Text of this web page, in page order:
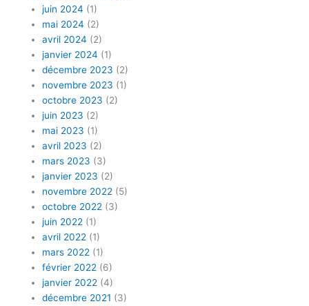
juin 2024 (1)
mai 2024 (2)
avril 2024 (2)
janvier 2024 (1)
décembre 2023 (2)
novembre 2023 (1)
octobre 2023 (2)
juin 2023 (2)
mai 2023 (1)
avril 2023 (2)
mars 2023 (3)
janvier 2023 (2)
novembre 2022 (5)
octobre 2022 (3)
juin 2022 (1)
avril 2022 (1)
mars 2022 (1)
février 2022 (6)
janvier 2022 (4)
décembre 2021 (3)